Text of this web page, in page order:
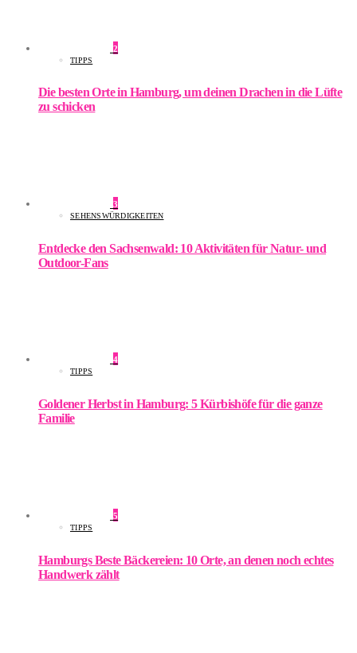
2
TIPPS
Die besten Orte in Hamburg, um deinen Drachen in die Lüfte
zu schicken
3
SEHENSWÜRDIGKEITEN
Entdecke den Sachsenwald: 10 Aktivitäten für Natur- und
Outdoor-Fans
4
TIPPS
Goldener Herbst in Hamburg: 5 Kürbishöfe für die ganze
Familie
5
TIPPS
Hamburgs Beste Bäckereien: 10 Orte, an denen noch echtes
Handwerk zählt